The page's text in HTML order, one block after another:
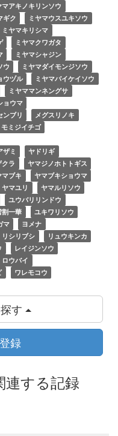
マアキノキリンソウ
ギク
ミヤマウスユキソウ
ミヤマキリシマ
ミヤマクワガタ
ミヤマシャジン
ウ
ミヤマダイモンジソウ
ウヅル
ミヤマバイケイソウ
ミヤママンネングサ
ョウマ
ンブリ
メグスリノキ
モミジイチゴ
ザミ
ヤドリギ
クラ
ヤマジノホトトギス
マブキ
ヤマブキショウマ
ヤマユリ
ヤマルリソウ
ユウバリリンドウ
割一華
ユキワリソウ
マ
ヨメナ
リシリブシ
リュウキンカ
レイジンソウ
ロウバイ
ワレモコウ
す
録
連する記録